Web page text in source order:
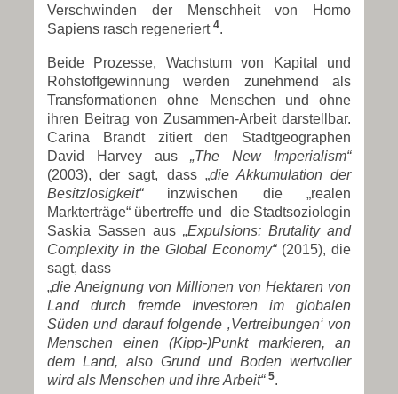
Verschwinden der Menschheit von Homo
Sapiens rasch regeneriert 4.
Beide Prozesse, Wachstum von Kapital und
Rohstoffgewinnung werden zunehmend als
Transformationen ohne Menschen und ohne
ihren Beitrag von Zusammen-Arbeit darstellbar.
Carina Brandt zitiert den Stadtgeographen
David Harvey aus „The New Imperialism“
(2003), der sagt, dass „die Akkumulation der
Besitzlosigkeit“inzwischen die „realen
Markterträge“ übertreffe und die Stadtsoziologin
Saskia Sassen aus „Expulsions: Brutality and
Complexity in the Global Economy“(2015), die
sagt, dass
„die Aneignung von Millionen von Hektaren von
Land durch fremde Investoren im globalen
Süden und darauf folgende ‚Vertreibungen‘ von
Menschen einen (Kipp-)Punkt markieren, an
dem Land, also Grund und Boden wertvoller
wird als Menschen und ihre Arbeit“ 5.